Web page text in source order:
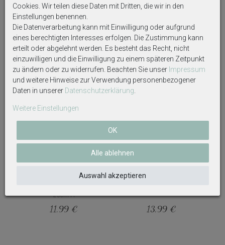
Weitere interessante Artikel
Nistkasten Garten Balkon Deko
25cm H
11,99 €
Papier Grün Braun Natur
13,99 €
Cookies. Wir teilen diese Daten mit Dritten, die wir in den
Einstellungen benennen.
Die Datenverarbeitung kann mit Einwilligung oder aufgrund
eines berechtigten Interesses erfolgen. Die Zustimmung kann
erteilt oder abgelehnt werden. Es besteht das Recht, nicht
einzuwilligen und die Einwilligung zu einem späteren Zeitpunkt
zu ändern oder zu widerrufen. Beachten Sie unser Impressum
und weitere Hinweise zur Verwendung personenbezogener
Daten in unserer Daten­schutz­erklärung
Weitere Einstellungen
OK
Alle ablehnen
Auswahl akzeptieren